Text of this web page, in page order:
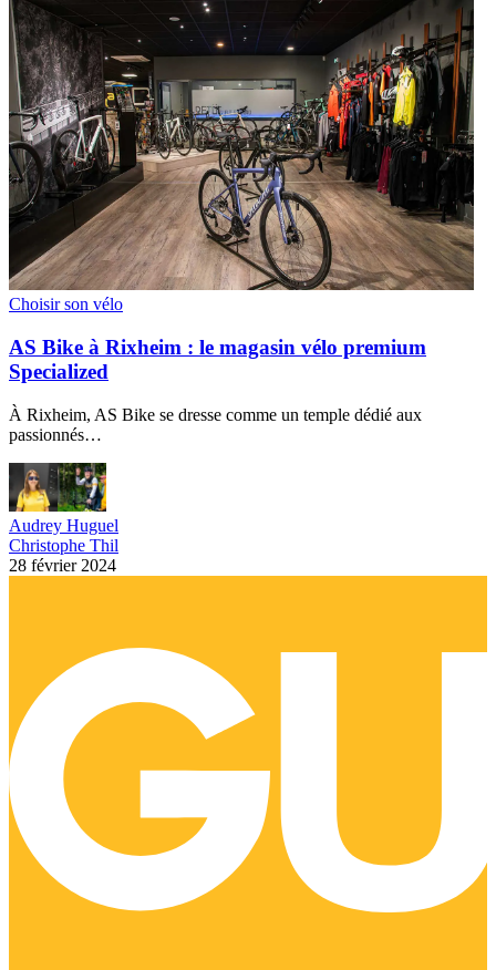
Choisir son vélo
AS Bike à Rixheim : le magasin vélo premium
Specialized
À Rixheim, AS Bike se dresse comme un temple dédié aux
passionnés…
Audrey Huguel
Christophe Thil
28 février 2024